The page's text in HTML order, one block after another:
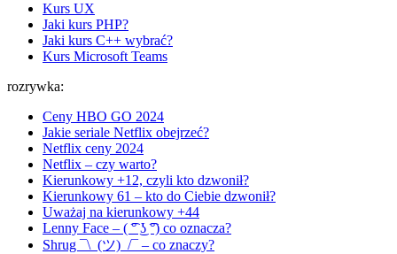
Kurs UX
Jaki kurs PHP?
Jaki kurs C++ wybrać?
Kurs Microsoft Teams
rozrywka:
Ceny HBO GO 2024
Jakie seriale Netflix obejrzeć?
Netflix ceny 2024
Netflix – czy warto?
Kierunkowy +12, czyli kto dzwonił?
Kierunkowy 61 – kto do Ciebie dzwonił?
Uważaj na kierunkowy +44
Lenny Face – ( ͡° ͜ʖ ͡°) co oznacza?
Shrug ¯\_(ツ)_/¯ – co znaczy?